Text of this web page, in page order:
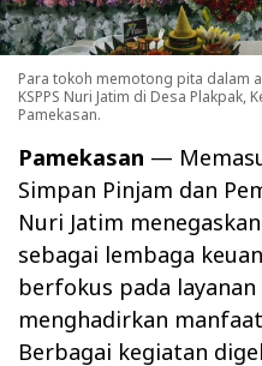
Para tokoh memotong pita dalam
KSPPS Nuri Jatim di Desa Plakpak,
Pamekasan.
Pamekasan —
Simpan Pinjam dan
Nuri Jatim
sebagai lembaga
berfokus pada
menghadirkan
Berbagai kegiatan